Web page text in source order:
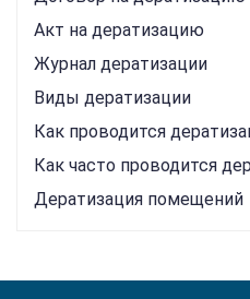
Акт на дератизацию
Журнал дератизации
Виды дератизации
Как проводится
Как часто проводится
Дератизация помещений